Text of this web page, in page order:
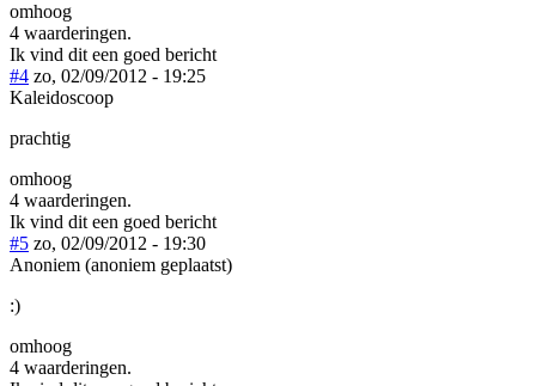
omhoog
4 waarderingen.
Ik vind dit een goed bericht
#4 zo, 02/09/2012 - 19:25
Kaleidoscoop
prachtig
omhoog
4 waarderingen.
Ik vind dit een goed bericht
#5 zo, 02/09/2012 - 19:30
Anoniem (anoniem geplaatst)
:)
omhoog
4 waarderingen.